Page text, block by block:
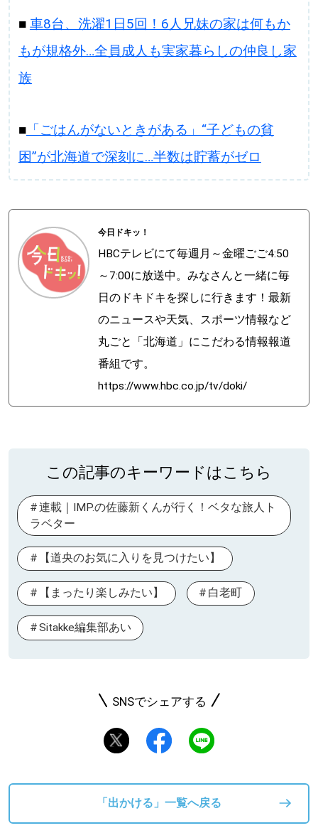
■ 車8台、洗濯1日5回！6人兄妹の家は何もか
もが規格外…全員成人も実家暮らしの仲良し家
族
■「ごはんがないときがある」“子どもの貧
困”が北海道で深刻に…半数は貯蓄がゼロ
今日ドキッ！
HBCテレビにて毎週月～金曜ごご4:50
～7:00に放送中。みなさんと一緒に毎
日のドキドキを探しに行きます！最新
のニュースや天気、スポーツ情報など
丸ごと「北海道」にこだわる情報報道
番組です。
https://www.hbc.co.jp/tv/doki/
この記事のキーワードはこちら
連載｜IMP.の佐藤新くんが行く！ベタな旅人ト
ラベター
【道央のお気に入りを見つけたい】
【まったり楽しみたい】 白老町
Sitakke編集部あい
SNSでシェアする
「出かける」一覧へ戻る